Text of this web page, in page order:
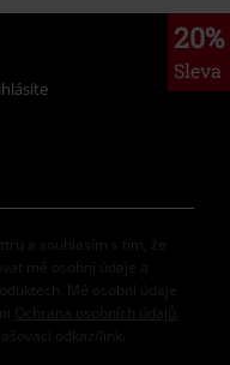
20%
Sleva
a souhlasím s tím, že
mé osobní údaje a
Mé osobní údaje
Ochrana osobních údajů
odkaz/link.